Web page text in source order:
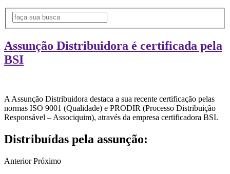
Assunção Distribuidora é certificada pela
BSI
A Assunção Distribuidora destaca a sua recente certificação pelas
normas ISO 9001 (Qualidade) e PRODIR (Processo Distribuição
Responsável – Associquim), através da empresa certificadora BSI.
Distribuídas pela assunção:
Anterior Próximo